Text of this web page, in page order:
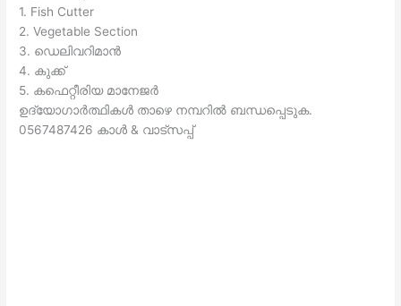
1. Fish Cutter
2. Vegetable Section
3. ഡെലിവറിമാന്‍
4. കുക്ക്
5. കഫെറ്റീരിയ മാനേജർ
ഉദ്യോഗാർത്ഥികൾ താഴെ നമ്പറിൽ ബന്ധപ്പെടുക.
0567487426 കാൾ & വാട്സപ്പ്